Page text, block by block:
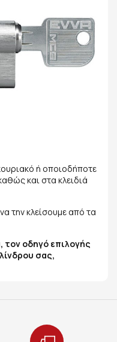
ή οποιοδήποτε
και στα κλειδιά
την κλείσουμε από τα
οδηγό επιλογής
σας,